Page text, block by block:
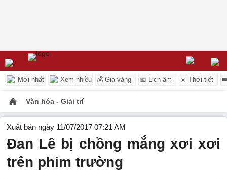
Mới nhất Xem nhiều 💰 Giá vàng 📅 Lịch âm ☀️ Thời tiết
Văn hóa - Giải trí
Xuất bản ngày 11/07/2017 07:21 AM
Đan Lê bị chồng mắng xơi xơi
trên phim trường